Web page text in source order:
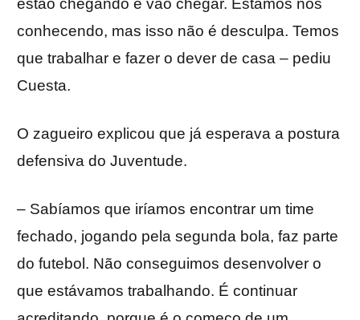
estão chegando e vão chegar. Estamos nos
conhecendo, mas isso não é desculpa. Temos
que trabalhar e fazer o dever de casa – pediu
Cuesta.
O zagueiro explicou que já esperava a postura
defensiva do Juventude.
– Sabíamos que iríamos encontrar um time
fechado, jogando pela segunda bola, faz parte
do futebol. Não conseguimos desenvolver o
que estávamos trabalhando. É continuar